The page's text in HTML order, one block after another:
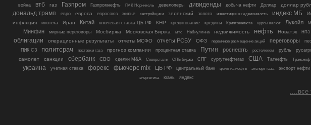
война втб газ Газпром Газпромнефть ГМК Норникель девелоперы дивиденды добыча нефти Доллар доллар
дональд трамп евро европа евросоюз жилье застройщики зеленский золото инвестиции в недвижимость индекс МБ
инфляция ипотека Иран Китай ключевая ставка ЦБ РФ КНР кредитование кредиты Криптовалюта курсы валют Лукойл
Минфин мирные переговоры Мосбиржа Московская Биржа мтс Набиуллина недвижимость нефть Новатэк НПЗ
облигации операционные результаты отчеты МСФО отчеты РСБУ ОФЗ первичное размещение акций переговоры
ПИК СЗ
политсрач поставки газа прогноз компании процентная ставка Путин роснефть ростелеком рубль
самолет санкции сбербанк СВО сделки M&A Северсталь СПБ биржа СПГ сургутнефтегаз США Татнефть
украина учетная ставка форекс фьючерс mix ЦБ РФ центральный банк цены на нефть экспорт газа
экспорт нефти
энергетика
юань яндекс
....все